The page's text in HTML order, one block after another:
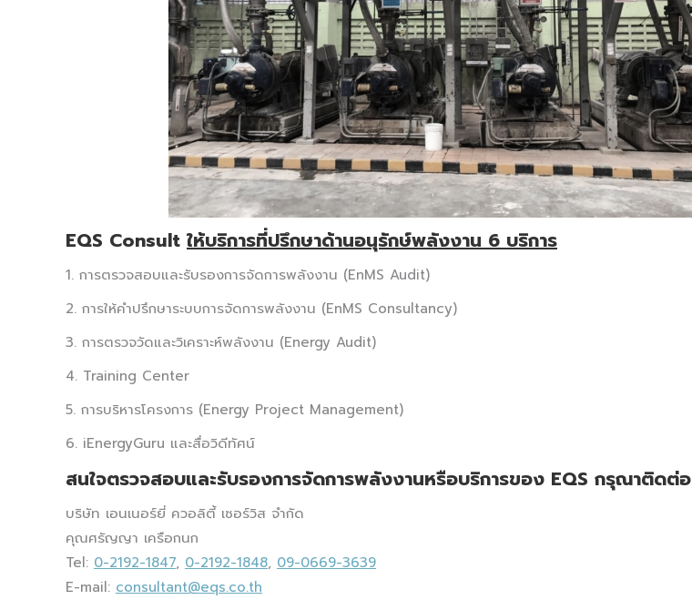
EQS Consult ให้บริการที่ปรึกษาด้านอนุรักษ์พลังงาน 6 บริการ
1. การตรวจสอบและรับรองการจัดการพลังงาน (EnMS Audit)
2. การให้คำปรึกษาระบบการจัดการพลังงาน (EnMS Consultancy)
3. การตรวจวัดและวิเคราะห์พลังงาน (Energy Audit)
4. Training Center
5. การบริหารโครงการ (Energy Project Management)
6. iEnergyGuru และสื่อวิดีทัศน์
สนใจตรวจสอบและรับรองการจัดการพลังงานหรือบริการของ EQS กรุณาติดต่อ
บริษัท เอนเนอร์ยี่ ควอลิตี้ เซอร์วิส จำกัด
คุณศรัญญา เครือกนก
Tel: 0-2192-1847, 0-2192-1848, 09-0669-3639
E-mail: consultant@eqs.co.th